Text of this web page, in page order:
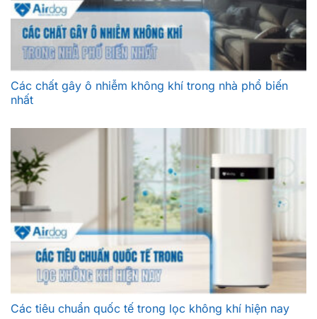
Các chất gây ô nhiễm không khí trong nhà phổ biến
nhất
Các tiêu chuẩn quốc tế trong lọc không khí hiện nay